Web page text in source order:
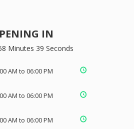
IN
Minutes 39 Seconds
AM to 06:00 PM
AM to 06:00 PM
AM to 06:00 PM